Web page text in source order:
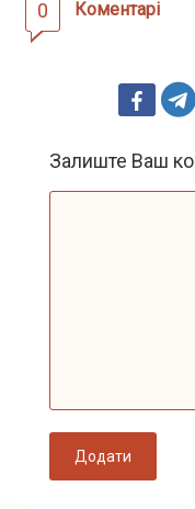
0 Коментарі
Залиште Ваш
Додати